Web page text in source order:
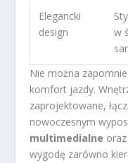
Elegancki
design
w
Nie można
komfort jazdy.
zaprojektowane,
nowoczesnym
multimedialne
wygodę zarówno